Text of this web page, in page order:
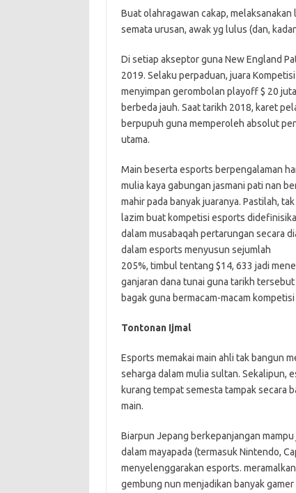
Buat olahragawan cakap, melaksanakan
semata urusan, awak yg lulus (dan,
Di setiap akseptor guna New England
2019. Selaku perpaduan, juara
menyimpan gerombolan playoff $ 20
berbeda jauh. Saat tarikh 2018, karet
berpupuh guna memperoleh absolut
utama.
Main beserta esports berpengalaman
mulia kaya gabungan jasmani pati nan
mahir pada banyak juaranya. Pastilah,
lazim buat kompetisi esports
dalam musabaqah pertarungan secara
dalam esports menyusun sejumlah
205%, timbul tentang $14, 633 jadi
ganjaran dana tunai guna tarikh
bagak guna bermacam-macam
Tontonan Ijmal
Esports memakai main ahli tak bangun
seharga dalam mulia sultan. Sekalipun,
kurang tempat semesta tampak secara
main.
Biarpun Jepang berkepanjangan
dalam mayapada (termasuk Nintendo,
menyelenggarakan esports.
gembung nun menjadikan banyak